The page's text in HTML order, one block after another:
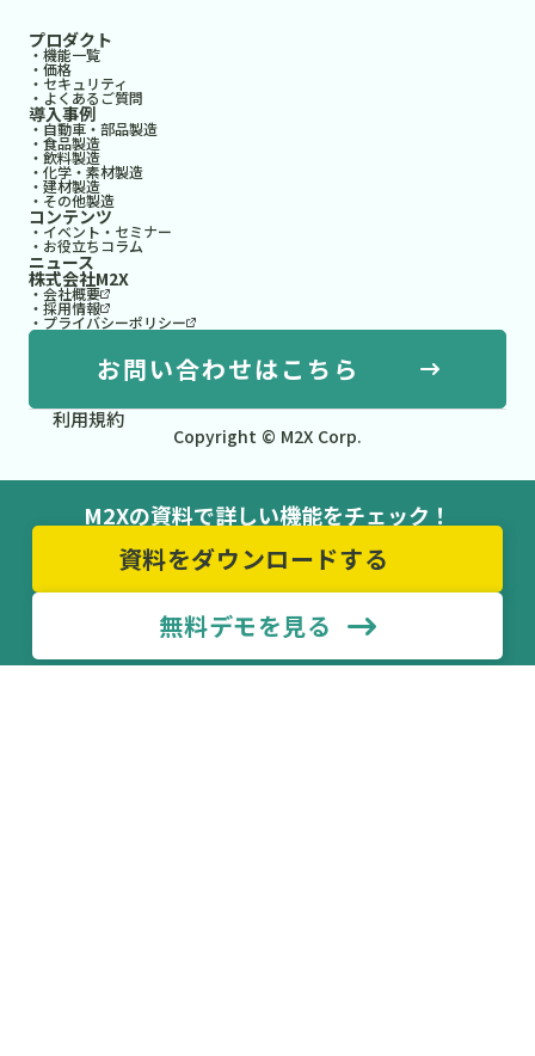
プロダクト
・機能一覧
・価格
・セキュリティ
・よくあるご質問
導入事例
・自動車・部品製造
・食品製造
・飲料製造
・化学・素材製造
・建材製造
・その他製造
コンテンツ
・イベント・セミナー
・お役立ちコラム
ニュース
株式会社M2X
・会社概要
・採用情報
・プライバシーポリシー
お問い合わせはこちら
利用規約
Copyright © M2X Corp.
M2Xの資料で詳しい機能をチェック！
資料をダウンロードする
無料デモを見る